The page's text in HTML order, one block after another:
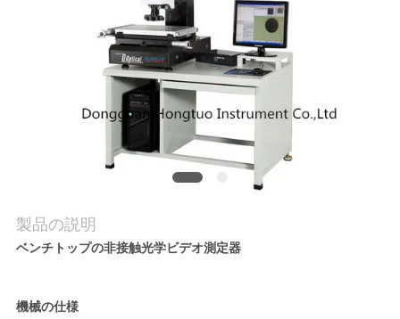
な
い
製品の説明
ベンチトップの非接触光学ビデオ測定器
機械の仕様